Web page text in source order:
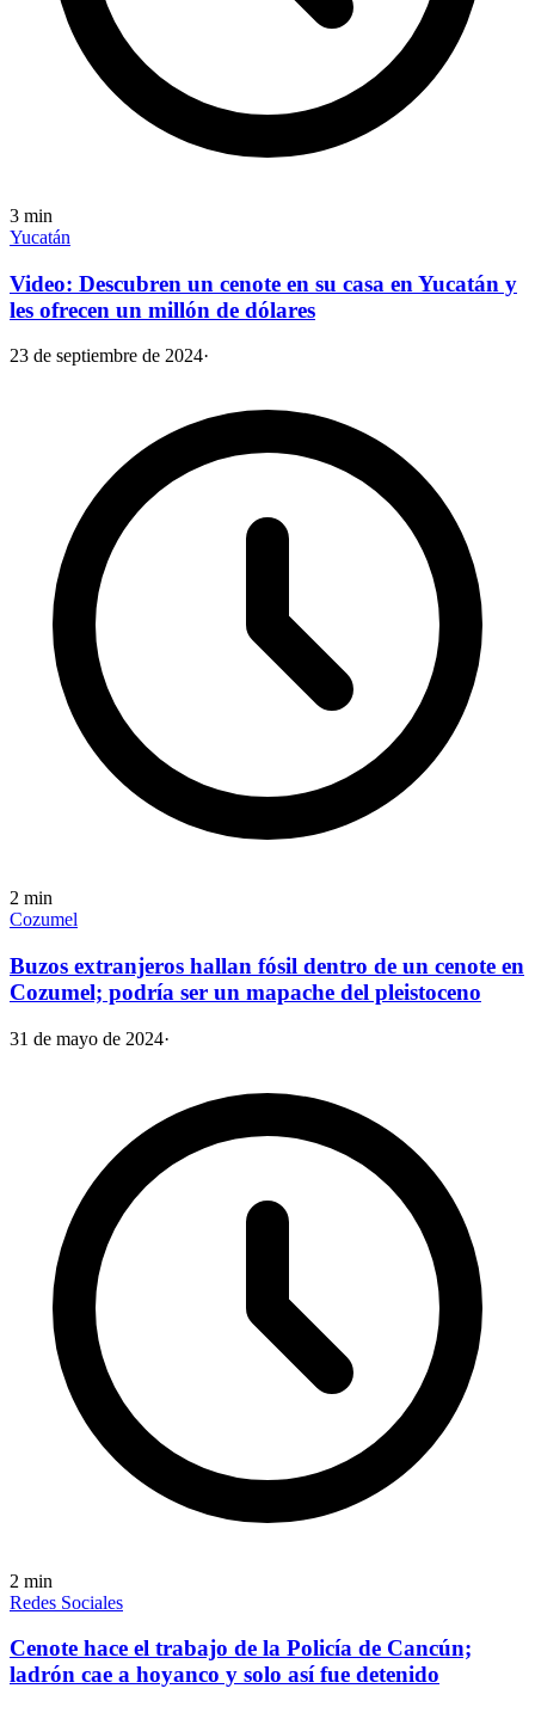
3 min
Yucatán
Video: Descubren un cenote en su casa en Yucatán y
les ofrecen un millón de dólares
23 de septiembre de 2024·
2 min
Cozumel
Buzos extranjeros hallan fósil dentro de un cenote en
Cozumel; podría ser un mapache del pleistoceno
31 de mayo de 2024·
2 min
Redes Sociales
Cenote hace el trabajo de la Policía de Cancún;
ladrón cae a hoyanco y solo así fue detenido